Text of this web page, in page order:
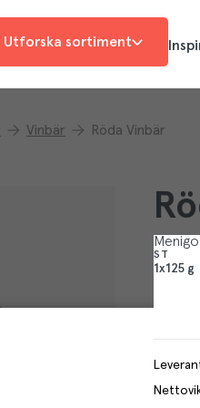
Utforska sortiment
Vinbär Röda Vinbär
ST
1x125 g